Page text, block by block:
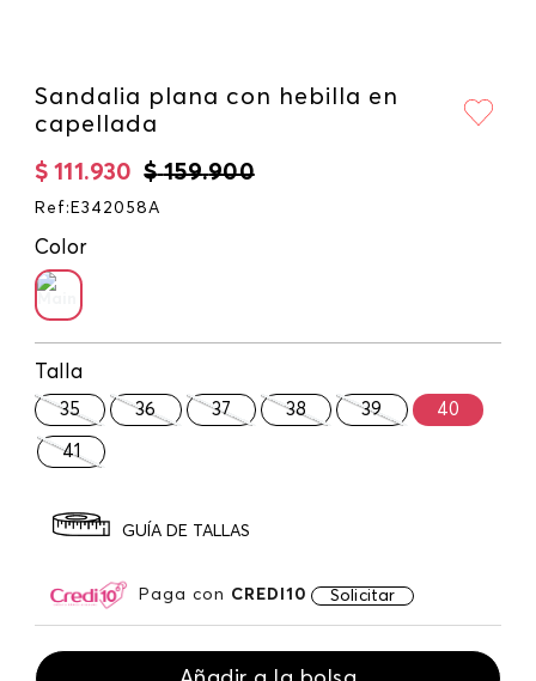
Sandalia plana con hebilla en
capellada
$ 159.900
$ 111 .930
Ref : E342058A
Color
Talla
35 36 37 38 39 40
41
GUÍA DE TALLAS
Paga con CREDI10 Solicitar